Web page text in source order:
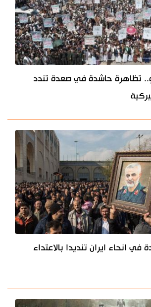
تظاهرة حاشدة في صعدة تندد
انحاء ايران تنديدا بالاعتداء